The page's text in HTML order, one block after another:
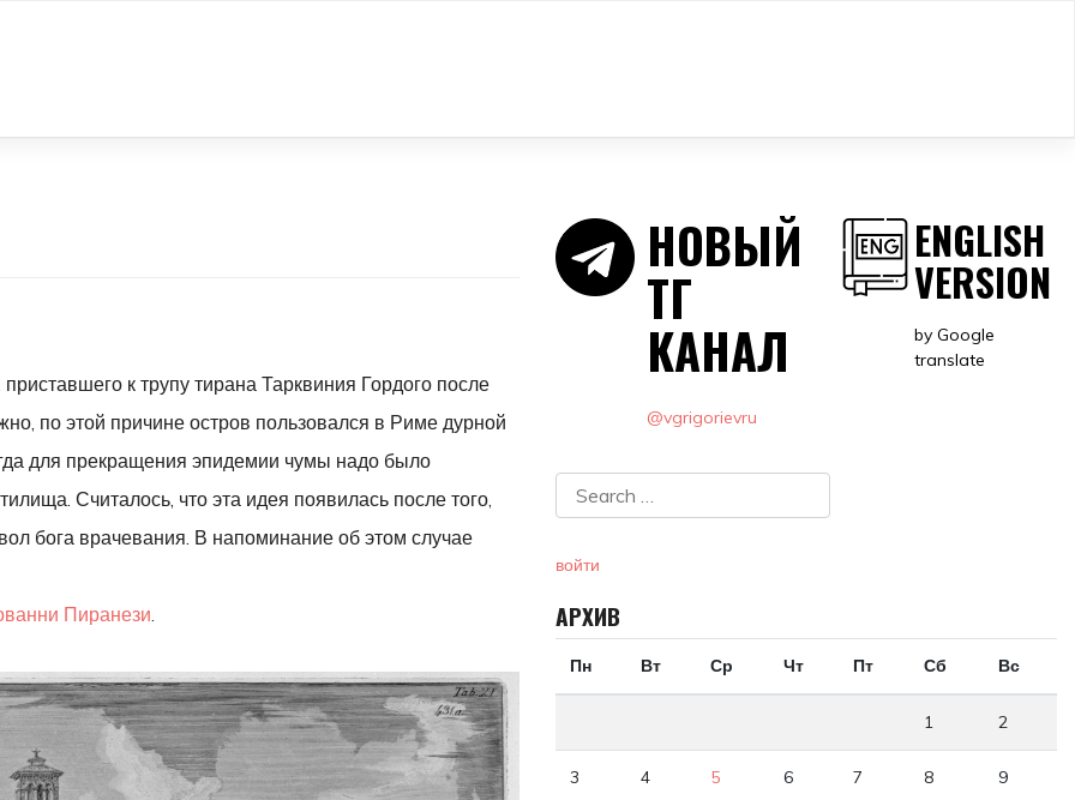
к трупу тирана Тарквиния Гордого после
по этой причине остров пользовался в Риме дурной
для прекращения эпидемии чумы надо было
Считалось, что эта идея появилась после того,
бога врачевания. В напоминание об этом случае
Пиранези
НОВЫЙ
ТГ
КАНАЛ
@vgrigorievru
ENGLISH
VERSION
by Google
translate
войти
АРХИВ
Пн Вт Ср Чт Пт Сб Вс
1 2
3 4 5 6 7 8 9